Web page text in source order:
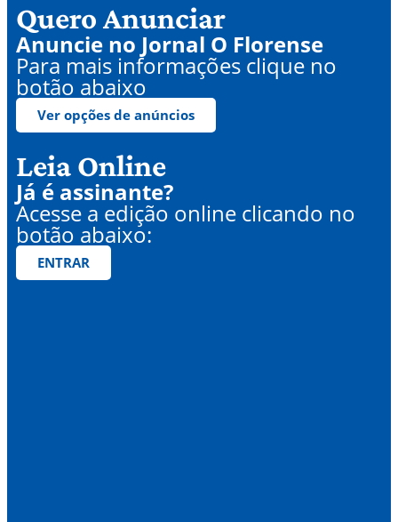
Quero Anunciar
Anuncie no Jornal O Florense
Para mais informações clique no
botão abaixo
Ver opções de anúncios
Leia Online
Já é assinante?
Acesse a edição online clicando no
botão abaixo:
ENTRAR